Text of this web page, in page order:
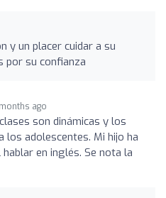
y un placer cuidar a su
por su confianza
ago
son dinámicas y los
adolescentes. Mi hijo ha
en inglés. Se nota la